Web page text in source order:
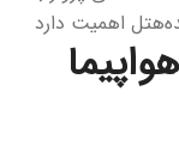
هتل اهمیت دارد